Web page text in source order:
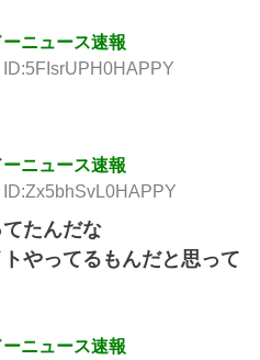
ニュース速報
ニュース速報
たんだな
やってるもんだと思って
ニュース速報